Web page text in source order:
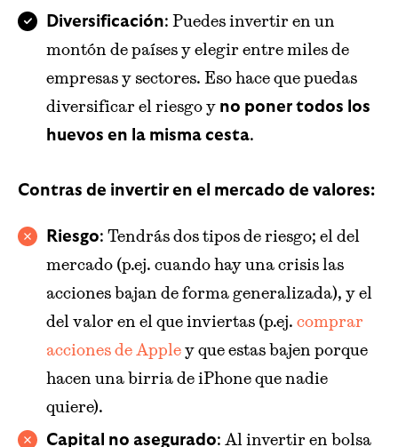
Diversificación: Puedes invertir en un
montón de países y elegir entre miles de
empresas y sectores. Eso hace que puedas
diversificar el riesgo y no poner todos los
huevos en la misma cesta.
Contras de invertir en el mercado de valores:
Riesgo: Tendrás dos tipos de riesgo; el del
mercado (p.ej. cuando hay una crisis las
acciones bajan de forma generalizada), y el
del valor en el que inviertas (p.ej. comprar
acciones de Appley que estas bajen porque
hacen una birria de iPhone que nadie
quiere).
Capital no asegurado: Al invertir en bolsa